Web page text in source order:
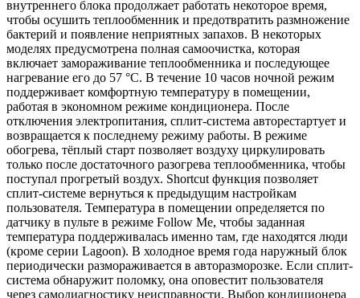
внутреннего блока продолжает работать некоторое время,
чтобы осушить теплообменник и предотвратить размножение
бактерий и появление неприятных запахов. В некоторых
моделях предусмотрена полная самоочистка, которая
включает замораживание теплообменника и последующее
нагревание его до 57 °C. В течение 10 часов ночной режим
поддерживает комфортную температуру в помещении,
работая в экономном режиме кондиционера. После
отключения электропитания, сплит-система авторестартует и
возвращается к последнему режиму работы. В режиме
обогрева, тёплый старт позволяет воздуху циркулировать
только после достаточного разогрева теплообменника, чтобы
поступал прогретый воздух. Shortcut функция позволяет
сплит-системе вернуться к предыдущим настройкам
пользователя. Температура в помещении определяется по
датчику в пульте в режиме Follow Me, чтобы заданная
температура поддерживалась именно там, где находятся люди
(кроме серии Lagoon). В холодное время года наружный блок
периодически размораживается в авторазморозке. Если сплит-
система обнаружит поломку, она оповестит пользователя
через самодиагностику неисправности. Выбор кондиционера